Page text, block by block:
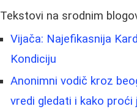
Tekstovi na srodnim
Vijača: Najefikasnija
Kondiciju
Anonimni vodič kroz
vredi gledati i kako proći